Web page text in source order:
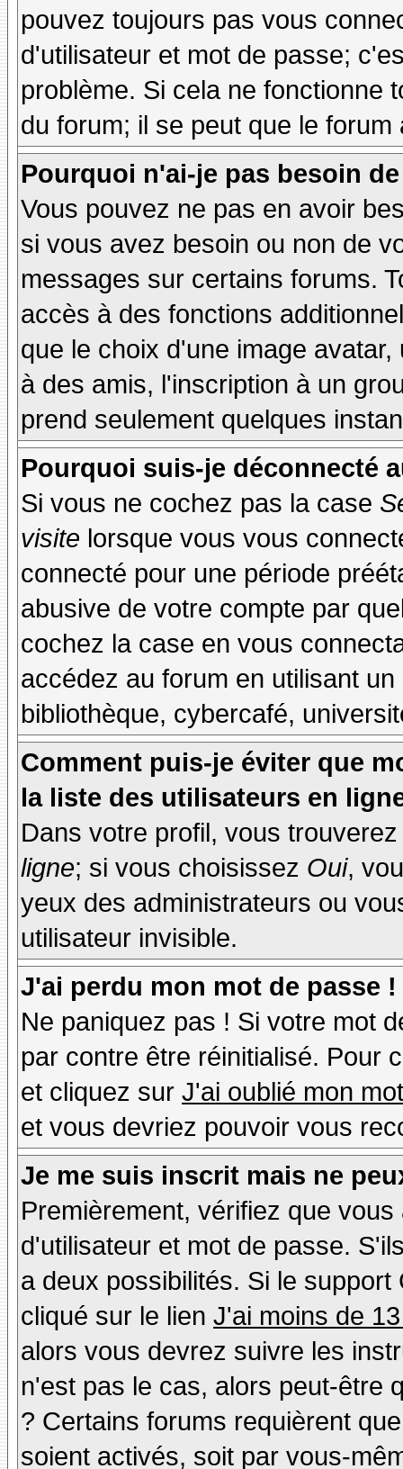
pouvez toujours pas vous
d'utilisateur et mot de passe;
problème. Si cela ne fonctionne
du forum; il se peut que le
Pourquoi n'ai-je pas besoin
Vous pouvez ne pas en avoir
si vous avez besoin ou non de
messages sur certains forums.
accès à des fonctions
que le choix d'une image
à des amis, l'inscription à un
prend seulement quelques
Pourquoi suis-je déconnecté
Si vous ne cochez pas la case
visite lorsque vous vous
connecté pour une période
abusive de votre compte par
cochez la case en vous
accédez au forum en utilisant
bibliothèque, cybercafé,
Comment puis-je éviter que
la liste des utilisateurs en
Dans votre profil, vous
ligne; si vous choisissez Oui,
yeux des administrateurs ou
utilisateur invisible.
J'ai perdu mon mot de passe !
Ne paniquez pas ! Si votre mot
par contre être réinitialisé. Pour
et cliquez sur J'ai oublié mon
et vous devriez pouvoir vous
Je me suis inscrit mais ne
Premièrement, vérifiez que
d'utilisateur et mot de passe.
a deux possibilités. Si le
cliqué sur le lien J'ai moins de
alors vous devrez suivre les
n'est pas le cas, alors peut-être
? Certains forums requièrent
soient activés, soit par vous-